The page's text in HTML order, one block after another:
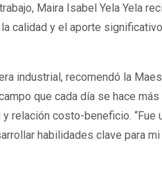
Maira Isabel Yela Yela
calidad y el aporte
industrial, recomendó la
que cada día se hace
relación costo-beneficio. “Fue
habilidades clave para